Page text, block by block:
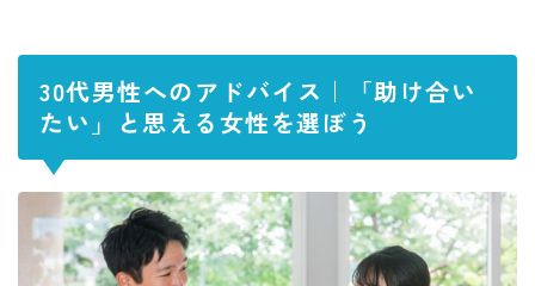
30代男性へのアドバイス｜「助け合い
たい」と思える女性を選ぼう